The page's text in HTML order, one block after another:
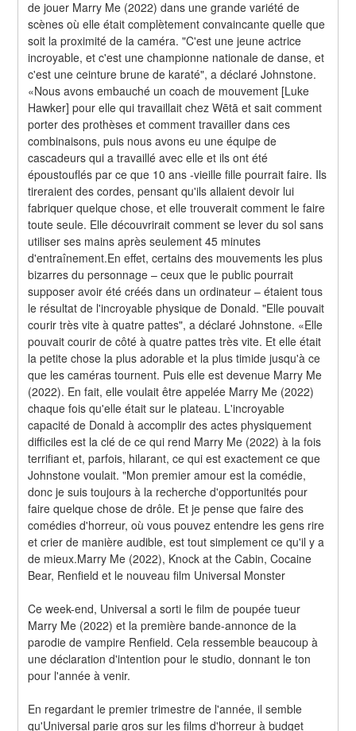
de jouer Marry Me (2022) dans une grande variété de
scènes où elle était complètement convaincante quelle que
soit la proximité de la caméra. "C'est une jeune actrice
incroyable, et c'est une championne nationale de danse, et
c'est une ceinture brune de karaté", a déclaré Johnstone.
«Nous avons embauché un coach de mouvement [Luke
Hawker] pour elle qui travaillait chez Wētā et sait comment
porter des prothèses et comment travailler dans ces
combinaisons, puis nous avons eu une équipe de
cascadeurs qui a travaillé avec elle et ils ont été
époustouflés par ce que 10 ans -vieille fille pourrait faire. Ils
tireraient des cordes, pensant qu'ils allaient devoir lui
fabriquer quelque chose, et elle trouverait comment le faire
toute seule. Elle découvrirait comment se lever du sol sans
utiliser ses mains après seulement 45 minutes
d'entraînement.En effet, certains des mouvements les plus
bizarres du personnage – ceux que le public pourrait
supposer avoir été créés dans un ordinateur – étaient tous
le résultat de l'incroyable physique de Donald. "Elle pouvait
courir très vite à quatre pattes", a déclaré Johnstone. «Elle
pouvait courir de côté à quatre pattes très vite. Et elle était
la petite chose la plus adorable et la plus timide jusqu'à ce
que les caméras tournent. Puis elle est devenue Marry Me
(2022). En fait, elle voulait être appelée Marry Me (2022)
chaque fois qu'elle était sur le plateau. L'incroyable
capacité de Donald à accomplir des actes physiquement
difficiles est la clé de ce qui rend Marry Me (2022) à la fois
terrifiant et, parfois, hilarant, ce qui est exactement ce que
Johnstone voulait. "Mon premier amour est la comédie,
donc je suis toujours à la recherche d'opportunités pour
faire quelque chose de drôle. Et je pense que faire des
comédies d'horreur, où vous pouvez entendre les gens rire
et crier de manière audible, est tout simplement ce qu'il y a
de mieux.Marry Me (2022), Knock at the Cabin, Cocaine
Bear, Renfield et le nouveau film Universal Monster
Ce week-end, Universal a sorti le film de poupée tueur
Marry Me (2022) et la première bande-annonce de la
parodie de vampire Renfield. Cela ressemble beaucoup à
une déclaration d'intention pour le studio, donnant le ton
pour l'année à venir.
En regardant le premier trimestre de l'année, il semble
qu'Universal parie gros sur les films d'horreur à budget